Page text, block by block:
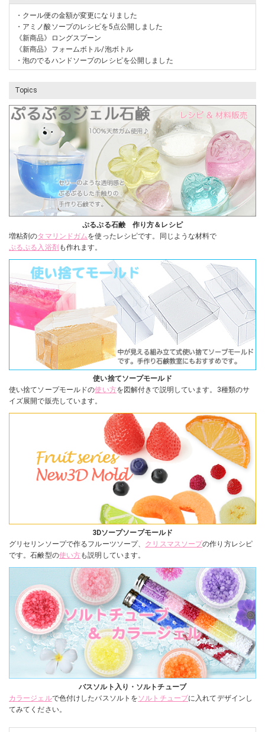
・ クール便の金額が変更になりました
・ アミノ酸ソープのレシピを5点公開しました
《新商品》
ロングスプーン
《新商品》 フォームボトル/泡ボトル
・泡のでるハンドソープのレシピを公開しました
Topics
ぷるぷる石鹸 作り方＆レシピ
増粘剤のタマリンドガムを使ったレシピです。同じような材料で
ぷるぷる入浴剤 も作れます。
使い捨てソープモールド
使い捨てソープモールドの使い方を図解付きで説明しています。3種類のサ
イズ展開で販売しています。
3Dソープソープモールド
グリセリンソープで作るフルーツソープ、 クリスマスソープの作り方レシピ
です。石鹸型の使い方も説明しています。
バスソルト入り・ソルトチューブ
カラージェルで色付けしたバスソルトをソルトチューブに入れてデザインし
てみてください。